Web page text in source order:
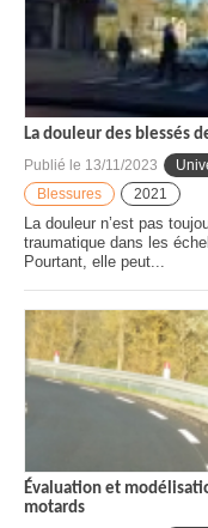
La douleur des blessés
Publié le 13/11/2023
Blessures
2021
La douleur n’est pas
traumatique dans les
Pourtant, elle peut...
Évaluation et
motards